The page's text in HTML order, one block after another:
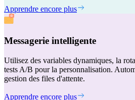
Apprendre encore plus
Messagerie intelligente
Utilisez des variables dynamiques, la
tests A/B pour la personnalisation.
gestion des files d'attente.
Apprendre encore plus